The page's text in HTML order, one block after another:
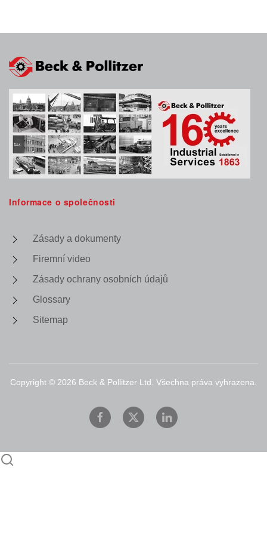
Informace o společnosti
Zásady a dokumenty
Firemní video
Zásady ochrany osobních údajů
Glossary
Sitemap
Copyright © 2026 Beck & Pollitzer Ltd. Všechna práva vyhrazena.